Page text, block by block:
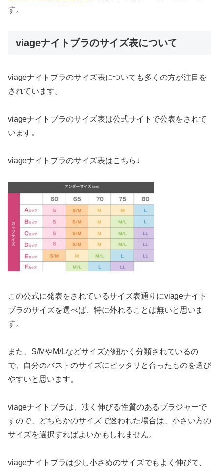
す。
viageナイトブラのサイズ表について
viageナイトブラのサイズ表についても多くの方が注目を
されています。
viageナイトブラのサイズ表は公式サイトで公表をされて
います。
viageナイトブラのサイズ表はこちら↓
この公式に発表をされているサイズ表通りにviageナイト
ブラのサイズを選べば、特に外れることは無いと思いま
す。
また、S/MやM/Lなどサイズが細かく分類されているの
で、自分のバストのサイズにピッタリと合ったものを選び
やすいと思います。
viageナイトブラは、凄く伸びる性質のあるブラジャーで
すので、どちらかのサイズで迷われた場合は、小さい方の
サイズを選択すればよいかもしれません。
viageナイトブラは少し小さめのサイズでもよく伸びて、